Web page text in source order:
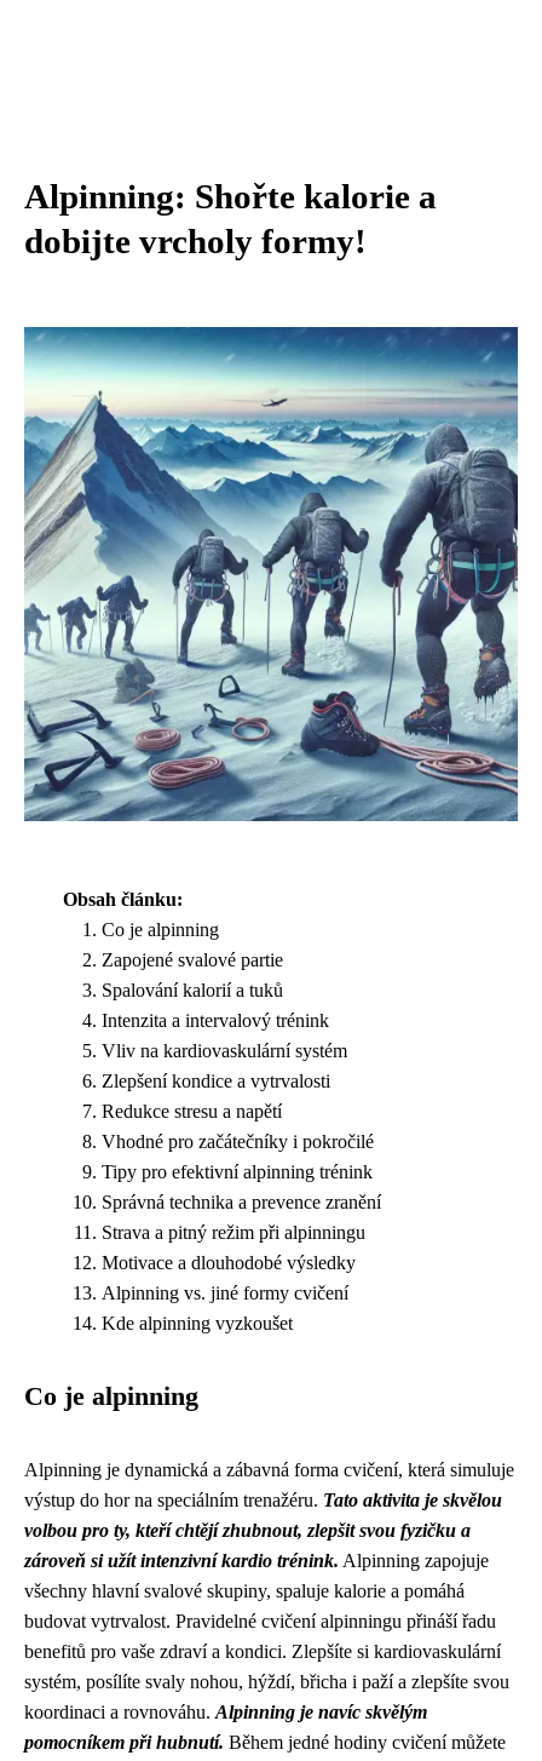
Alpinning: Shořte kalorie a
dobijte vrcholy formy!
Obsah článku:
Co je alpinning
Zapojené svalové partie
Spalování kalorií a tuků
Intenzita a intervalový trénink
Vliv na kardiovaskulární systém
Zlepšení kondice a vytrvalosti
Redukce stresu a napětí
Vhodné pro začátečníky i pokročilé
Tipy pro efektivní alpinning trénink
Správná technika a prevence zranění
Strava a pitný režim při alpinningu
Motivace a dlouhodobé výsledky
Alpinning vs. jiné formy cvičení
Kde alpinning vyzkoušet
Co je alpinning
Alpinning je dynamická a zábavná forma cvičení, která simuluje
výstup do hor na speciálním trenažéru. Tato aktivita je skvělou
volbou pro ty, kteří chtějí zhubnout, zlepšit svou fyzičku a
zároveň si užít intenzivní kardio trénink. Alpinning zapojuje
všechny hlavní svalové skupiny, spaluje kalorie a pomáhá
budovat vytrvalost. Pravidelné cvičení alpinningu přináší řadu
benefitů pro vaše zdraví a kondici. Zlepšíte si kardiovaskulární
systém, posílíte svaly nohou, hýždí, břicha i paží a zlepšíte svou
koordinaci a rovnováhu. Alpinning je navíc skvělým
pomocníkem při hubnutí. Během jedné hodiny cvičení můžete